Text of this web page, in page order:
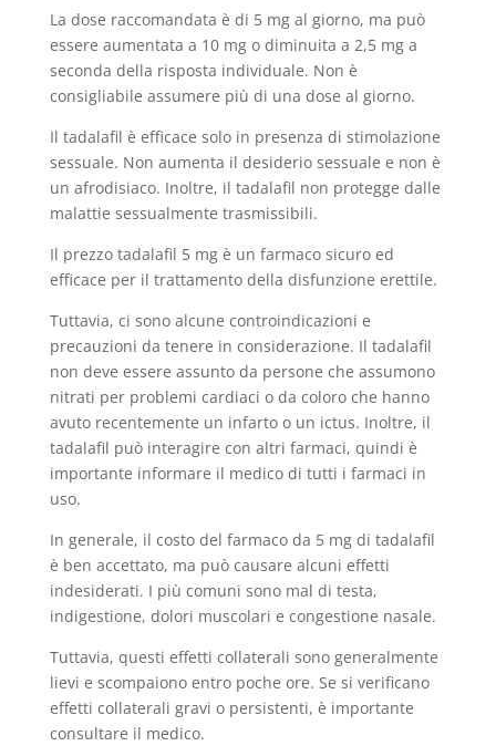
La dose raccomandata è di 5 mg al giorno, ma può
essere aumentata a 10 mg o diminuita a 2,5 mg a
seconda della risposta individuale. Non è
consigliabile assumere più di una dose al giorno.
Il tadalafil è efficace solo in presenza di stimolazione
sessuale. Non aumenta il desiderio sessuale e non è
un afrodisiaco. Inoltre, il tadalafil non protegge dalle
malattie sessualmente trasmissibili.
Il prezzo tadalafil 5 mg è un farmaco sicuro ed
efficace per il trattamento della disfunzione erettile.
Tuttavia, ci sono alcune controindicazioni e
precauzioni da tenere in considerazione. Il tadalafil
non deve essere assunto da persone che assumono
nitrati per problemi cardiaci o da coloro che hanno
avuto recentemente un infarto o un ictus. Inoltre, il
tadalafil può interagire con altri farmaci, quindi è
importante informare il medico di tutti i farmaci in
uso.
In generale, il costo del farmaco da 5 mg di tadalafil
è ben accettato, ma può causare alcuni effetti
indesiderati. I più comuni sono mal di testa,
indigestione, dolori muscolari e congestione nasale.
Tuttavia, questi effetti collaterali sono generalmente
lievi e scompaiono entro poche ore. Se si verificano
effetti collaterali gravi o persistenti, è importante
consultare il medico.